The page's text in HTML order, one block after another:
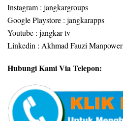
Instagram : jangkargroups
Google Playstore : jangkarapps
Youtube : jangkar tv
Linkedin : Akhmad Fauzi Manpower
Hubungi Kami Via Telepon: